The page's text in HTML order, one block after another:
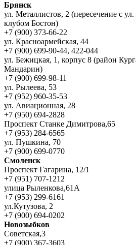
Брянск
ул. Металлистов, 2 (пересечение с
клубом Бостон)
+7 (900) 373-66-22
ул. Красноармейская, 44
+7 (900) 699-90-44, 422-044
ул. Бежицкая, 1, корпус 8 (район
Мандарин)
+7 (900) 699-98-11
ул. Рылеева, 53
+7 (952) 960-35-53
ул. Авиационная, 28
+7 (950) 694-2828
Проспект Станке Димитрова,65
+7 (953) 284-6565
ул. Пушкина, 70
+7 (900) 699-0770
Смоленск
Проспект Гагарина, 12/1
+7 (951) 707-1212
улица Рыленкова,61А
+7 (953) 299-6161
ул.Кутузова, 2
+7 (900) 694-0202
Новозыбков
Советская,3
+7 (900) 367-3603